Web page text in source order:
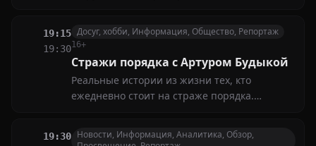
цель новостных выпусков — представить
самые актуальные события и точную
информацию
19:15
19:30
Досуг, хобби, Информация, Общество, Репортаж
16+
Стражи порядка с Артуром Будыкой
Реальные истории из жизни тех, кто
ежедневно стоит на страже порядка.
сталкиваются сотрудники, как проходят их
дежурства и что помогает им сохранять
19:30 Новости, Информация, Аналитика, Обзор,